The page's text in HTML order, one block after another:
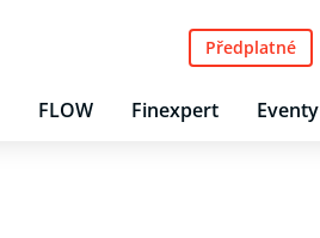
FLOW Finexpert Eventy
Předplatné